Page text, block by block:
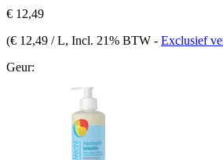
€ 12,49
(€ 12,49 / L, Incl. 21% BTW - Exclusief
Geur: